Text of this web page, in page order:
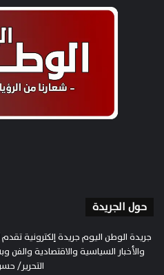
حول الجريدة
جريدة الوطن اليوم جريدة إلكترونية تقدم
والأخبار السياسية والاقتصادية والفن
التحرير/